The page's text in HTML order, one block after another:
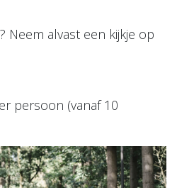
Neem alvast een kijkje op
(vanaf 10